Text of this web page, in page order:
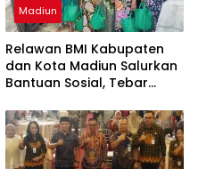
Madiun
Relawan BMI Kabupaten
dan Kota Madiun Salurkan
Bantuan Sosial, Tebar
yang Membutuhkan